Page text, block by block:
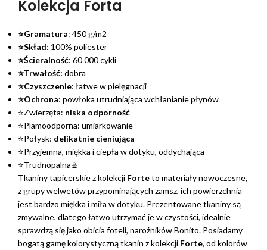
Kolekcja Forta
⭐Gramatura: 450 g/m2
⭐Skład: 100% poliester
⭐Ścieralność: 60 000 cykli
⭐Trwałość: dobra
⭐Czyszczenie: łatwe w pielęgnacji
⭐Ochrona: powłoka utrudniająca wchłanianie płynów
⭐Zwierzęta: niska odporność
⭐Plamoodporna: umiarkowanie
⭐Połysk: delikatnie cieniująca
⭐Przyjemna, miękka i ciepła w dotyku, oddychająca
⭐Trudnopalna♨️
Tkaniny tapicerskie z kolekcji Forteto materiały nowoczesne,
z grupy welwetów przypominających zamsz, ich powierzchnia
jest bardzo miękka i miła w dotyku. Prezentowane tkaniny są
zmywalne, dlatego łatwo utrzymać je w czystości, idealnie
sprawdzą się jako obicia foteli, narożników Bonito. Posiadamy
bogatą gamę kolorystyczną tkanin z kolekcji Forte, od kolorów